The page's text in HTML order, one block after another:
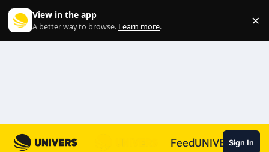
View in the app
A better way to browse. Learn more. ×
FeedUNIVERSSign In